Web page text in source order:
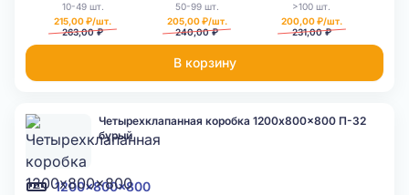
10-49 шт.
215,00 ₽/шт.
263,00 ₽
50-99 шт.
205,00 ₽/шт.
240,00 ₽
>100 шт.
200,00 ₽/шт.
231,00 ₽
В корзину
1200x800x800
Четырехклапанная коробка 1200x800x800 П-32
бурый